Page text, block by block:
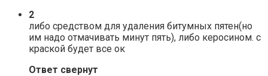
2
либо средством для удаления битумных пятен(но
им надо отмачивать минут пять), либо керосином. с
краской будет все ок
Ответ свернут